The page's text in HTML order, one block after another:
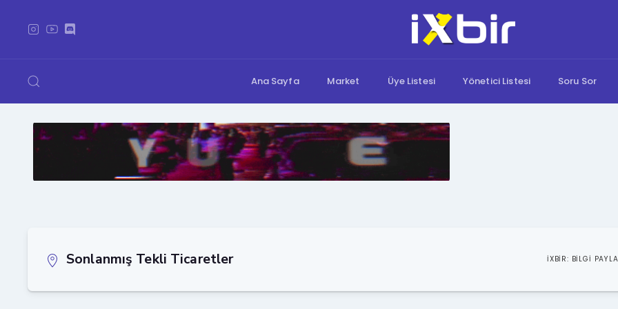
Ana Sayfa Market Üye Listesi Yönetici Listesi Soru Sor
Sonlanmış Tekli Ticaretler